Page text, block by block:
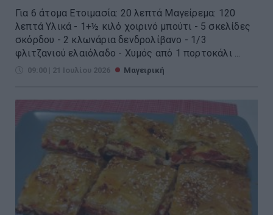
Για 6 άτομα Ετοιμασία: 20 λεπτά Μαγείρεμα: 120
λεπτά Υλικά - 1+½ κιλό χοιρινό μπούτι - 5 σκελίδες
σκόρδου - 2 κλωνάρια δενδρολίβανο - 1/3
φλιτζανιού ελαιόλαδο - Χυμός από 1 πορτοκάλι ...
09:00 | 21 Ιουλίου 2026 Μαγειρική